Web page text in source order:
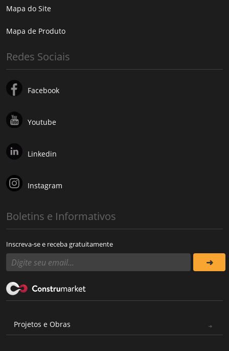
Mapa do Site
Mapa de Produto
Redes Sociais
Facebook
Youtube
Linkedin
Instagram
Boletins e Informativos
Inscreva-se e receba gratuitamente
Projetos e Obras